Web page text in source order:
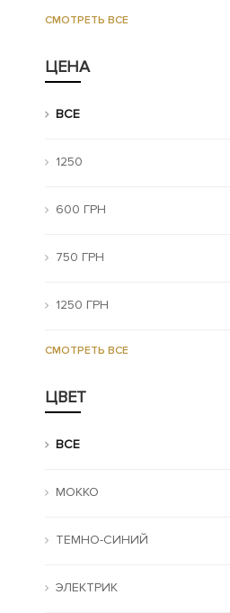
СМОТРЕТЬ ВСЕ
ЦЕНА
ВСЕ
1250
600 ГРН
750 ГРН
1250 ГРН
СМОТРЕТЬ ВСЕ
ЦВЕТ
ВСЕ
МОККО
ТЕМНО-СИНИЙ
ЭЛЕКТРИК